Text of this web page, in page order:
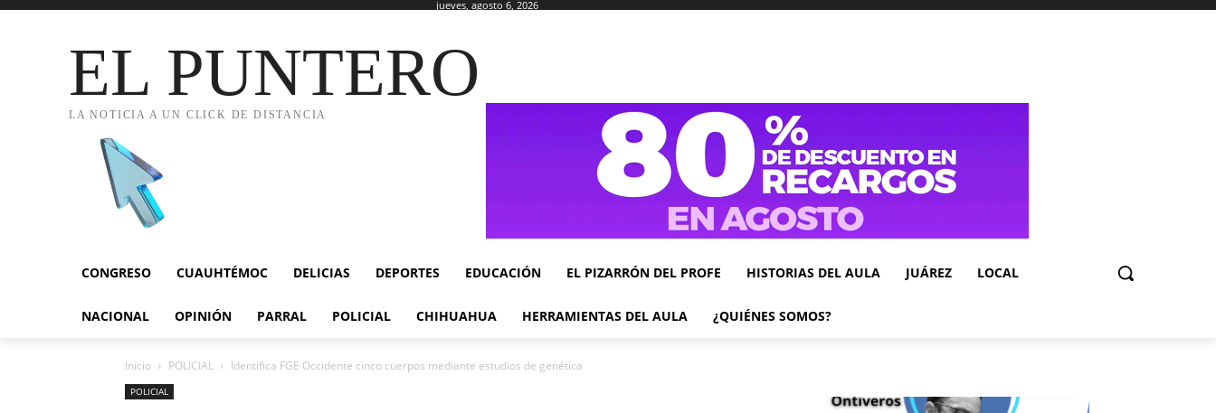
jueves, agosto 6, 2026
EL PUNTERO
LA NOTICIA A UN CLICK DE DISTANCIA
CONGRESO CUAUHTÉMOC DELICIAS DEPORTES EDUCACIÓN EL PIZARRÓN DEL PROFE HISTORIAS DEL AULA JUÁREZ LOCAL
NACIONAL OPINIÓN PARRAL POLICIAL CHIHUAHUA HERRAMIENTAS DEL AULA ¿QUIÉNES SOMOS?
Inicio POLICIAL Identifica FGE Occidente cinco cuerpos mediante estudios de genética
POLICIAL